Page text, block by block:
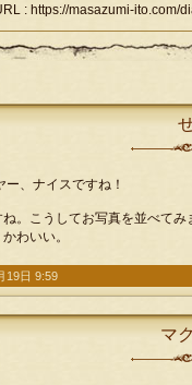
: https://masazumi-ito.com/
ー、ナイスですね！
ね。こうしてお写真を並べて
わいい。
19日 9:59
マ